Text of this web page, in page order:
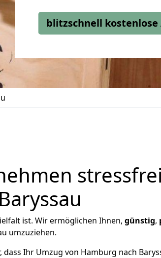
blitzschnell
ist. Wir ermöglichen Ihnen, günstig,
umzuziehen.
Ihr Umzug von Hamburg nach